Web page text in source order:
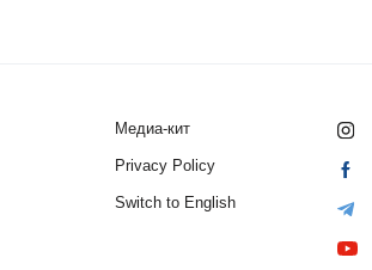
Медиа-кит
Privacy Policy
Switch to English